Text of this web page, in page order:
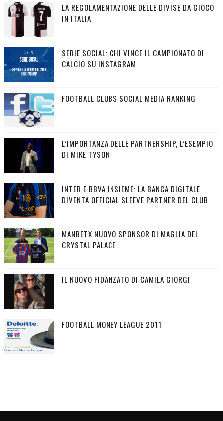
LA REGOLAMENTAZIONE DELLE DIVISE DA GIOCO
IN ITALIA
SERIE SOCIAL: CHI VINCE IL CAMPIONATO DI
CALCIO SU INSTAGRAM
FOOTBALL CLUBS SOCIAL MEDIA RANKING
L’IMPORTANZA DELLE PARTNERSHIP, L’ESEMPIO
DI MIKE TYSON
INTER E BBVA INSIEME: LA BANCA DIGITALE
DIVENTA OFFICIAL SLEEVE PARTNER DEL CLUB
MANBETX NUOVO SPONSOR DI MAGLIA DEL
CRYSTAL PALACE
IL NUOVO FIDANZATO DI CAMILA GIORGI
FOOTBALL MONEY LEAGUE 2011